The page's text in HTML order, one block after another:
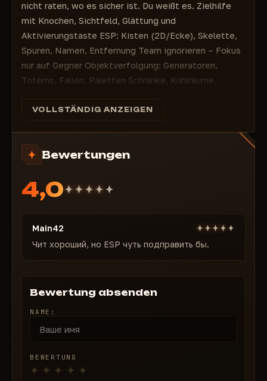
Totem
Entfernung von Gegenständen
nicht raten, wo es sicher ist. Du weißt es. Zielhilfe
mit Knochen, Sichtfeld, Glättung und
Aktivierungstaste ESP: Kisten (2D/Ecke), Skelette,
Spuren, Namen, Entfernung Team ignorieren – Fokus
nur auf Gegner Objektverfolgung: Generatoren,
Totems, Fallen, Paletten Schränke, Kühlräume,
Anpassbare Schriftgröße für Fadenkreuz, Gegner und
weg. Du bist sein Urteil.
VOLLSTÄNDIG ANZEIGEN
Bewertungen
4,0
Main42
Чит хороший, но ESP чуть подправить бы.
Bewertung absenden
NAME:
BEWERTUNG